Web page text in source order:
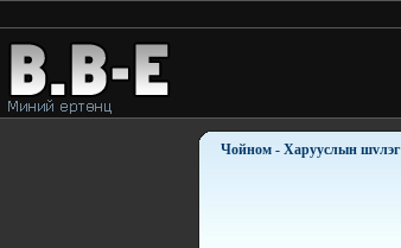
Чойном - Харууслын шvлэг